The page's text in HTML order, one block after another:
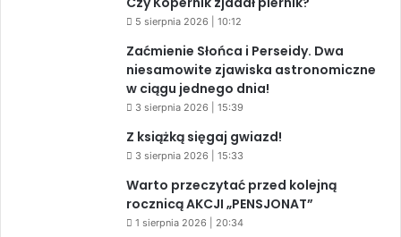
5 sierpnia 2026 | 10:12
Zaćmienie Słońca i Perseidy. Dwa
niesamowite zjawiska astronomiczne
w ciągu jednego dnia!
3 sierpnia 2026 | 15:39
Z książką sięgaj gwiazd!
3 sierpnia 2026 | 15:33
Warto przeczytać przed kolejną
rocznicą AKCJI „PENSJONAT”
1 sierpnia 2026 | 20:34